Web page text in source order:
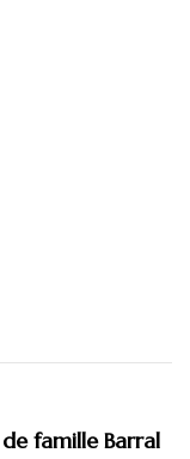
famille Barral